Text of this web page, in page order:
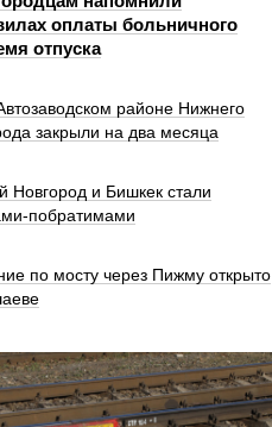
оплаты больничного
отпуска
районе Нижнего
закрыли на два месяца
Новгород и Бишкек стали
побратимами
по мосту через Пижму открыто